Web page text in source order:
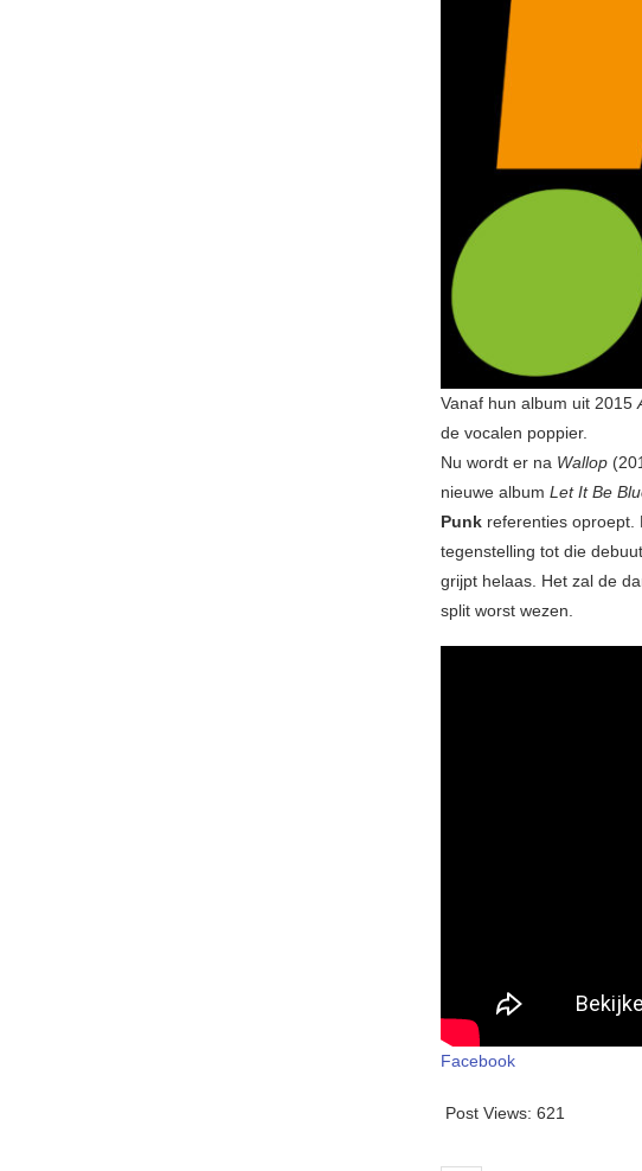
Vanaf hun album uit 2015
de vocalen poppier.
Nu wordt er na Wallop
nieuwe album Let It Be
Punk referenties oproept.
tegenstelling tot die
grijpt helaas. Het zal de
split worst wezen.
Facebook
Post Views: 621